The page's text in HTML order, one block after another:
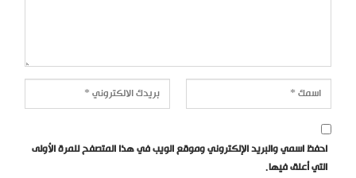
احفظ اسمي والبريد الإلكتروني وموقع الويب في هذا المتصفح للمرة الأولى
التي أعلق فيها.